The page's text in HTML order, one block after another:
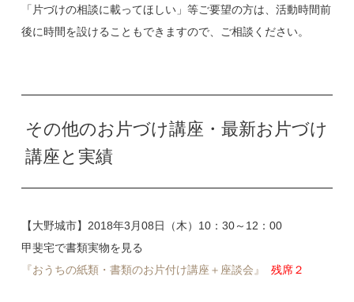
「片づけの相談に載ってほしい」等ご要望の方は、活動時間前
後に時間を設けることもできますので、ご相談ください。
その他のお片づけ講座・最新お片づけ
講座と実績
【大野城市】2018年3月08日（木）10：30～12：00
甲斐宅で書類実物を見る
『おうちの紙類・書類のお片付け講座＋座談会』
残席２